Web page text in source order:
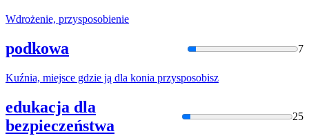
Wdrożenie, przysposobienie
podkowa 7
Kuźnia, miejsce gdzie ją dla konia przysposobisz
edukacja dla
bezpieczeństwa
25